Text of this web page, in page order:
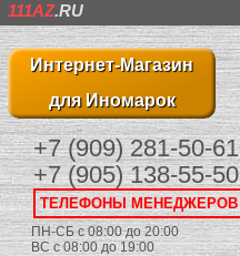
111AZ.RU
Интернет-Магазин
для Иномарок
+7 (909) 281-50-61
+7 (905) 138-55-50
ТЕЛЕФОНЫ МЕНЕДЖЕРОВ
ПН-СБ с 08:00 до 20:00
ВС с 08:00 до 19:00